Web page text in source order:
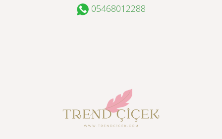
05468012288